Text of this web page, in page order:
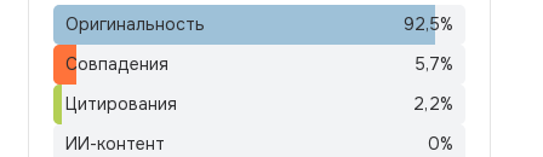
Оригинальность 92,5%
Совпадения
5,7%
Цитирования
2,2%
ИИ-контент
0%